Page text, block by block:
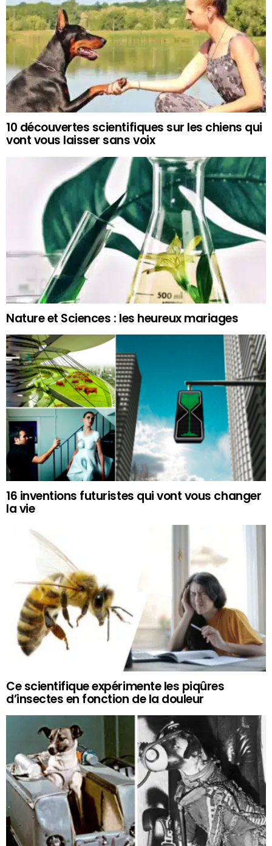
10 découvertes scientifiques sur les chiens qui
vont vous laisser sans voix
Nature et Sciences : les heureux mariages
16 inventions futuristes qui vont vous changer
la vie
Ce scientifique expérimente les piqûres
d’insectes en fonction de la douleur